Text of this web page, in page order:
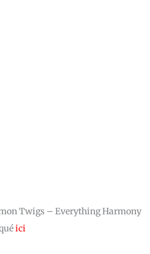
Twigs – Everything Harmony
ici